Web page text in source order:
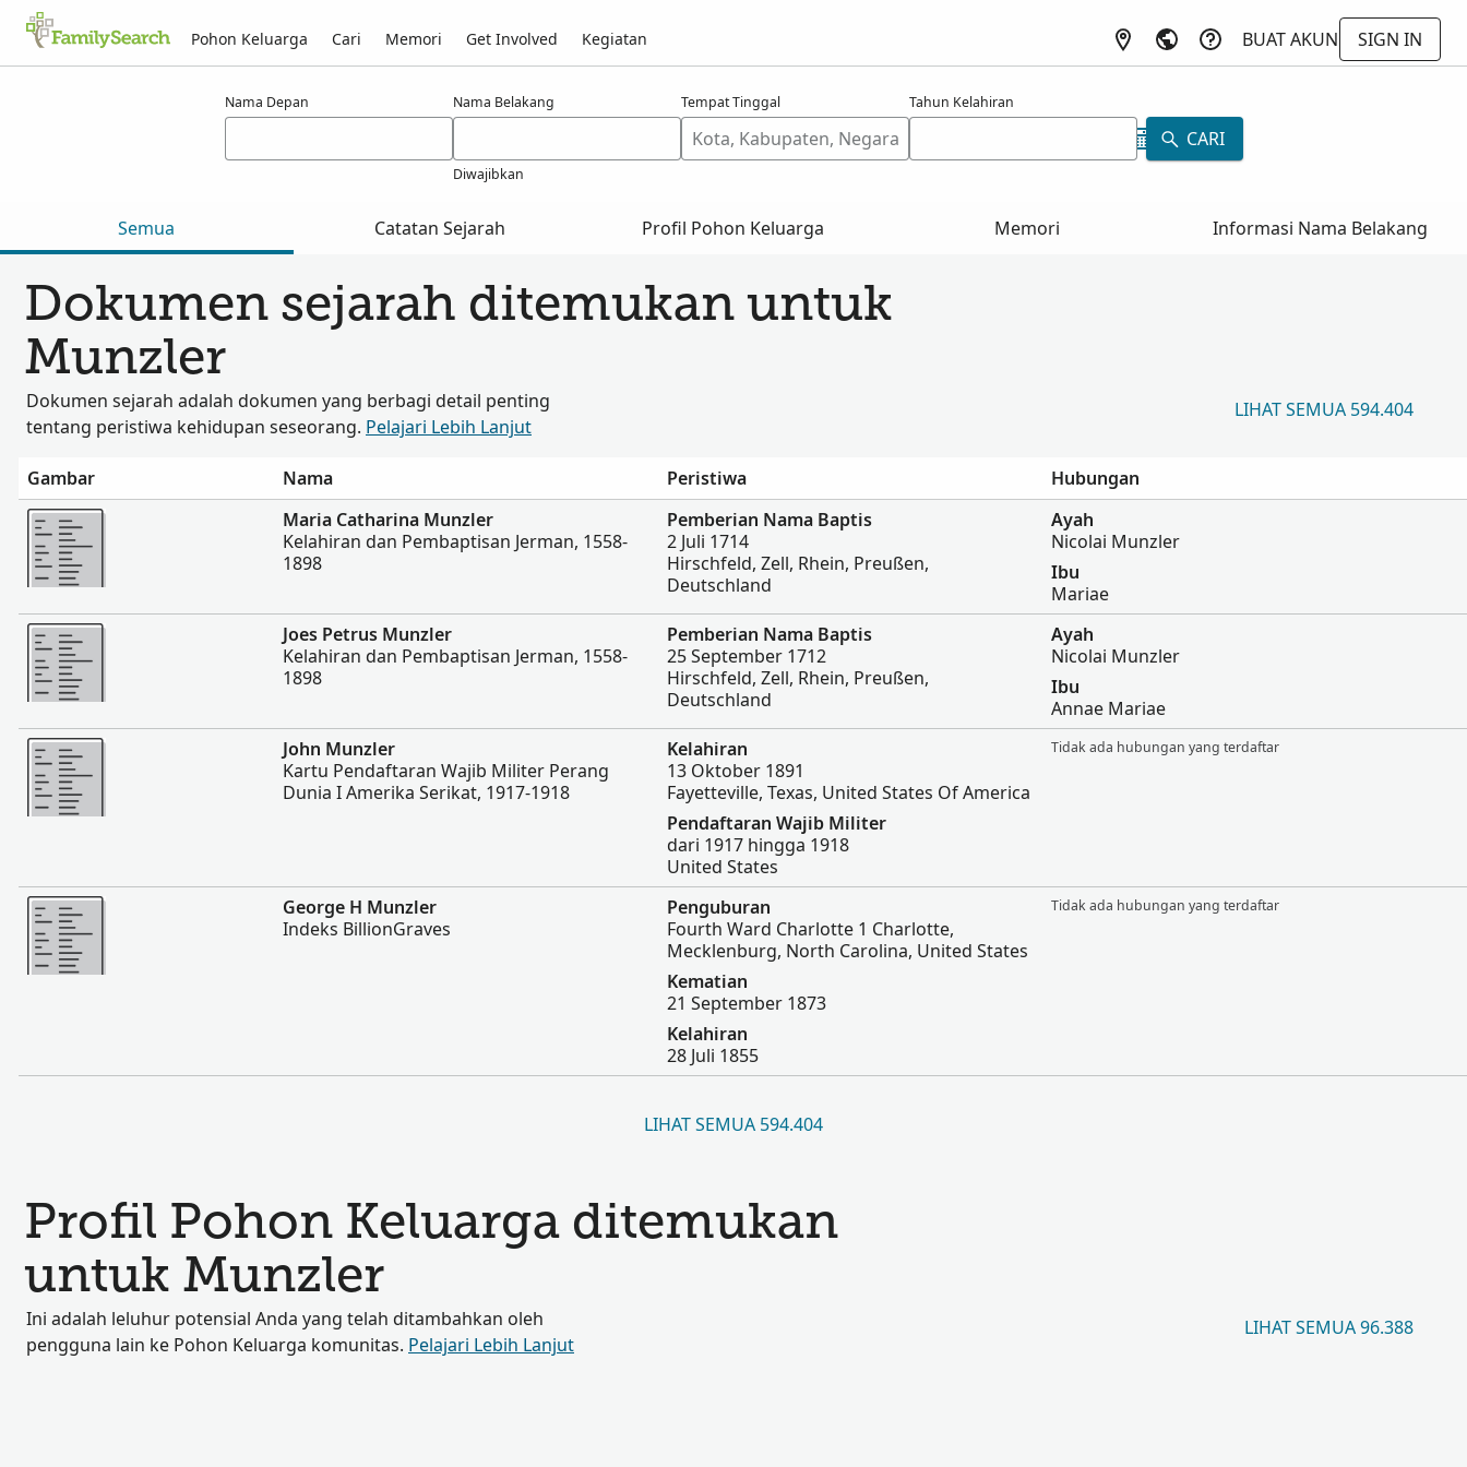
Pohon Keluarga Cari Memori Get Involved Kegiatan BUAT AKUN
SIGN IN
Nama Depan Nama Belakang
Diwajibkan
Tempat Tinggal Tahun Kelahiran
CARI
Semua Catatan Sejarah Profil Pohon Keluarga Memori Informasi Nama Belakang
Dokumen sejarah ditemukan untuk
Munzler
Dokumen sejarah adalah dokumen yang berbagi detail penting
tentang peristiwa kehidupan seseorang. Pelajari Lebih Lanjut
LIHAT SEMUA 594.404
Gambar Nama Peristiwa
Hubungan
Lebih banyak
Maria Catharina Munzler
Kelahiran dan Pembaptisan Jerman, 1558-
1898
Pemberian Nama Baptis
2 Juli 1714
Hirschfeld, Zell, Rhein, Preußen,
Deutschland
Ayah
Nicolai Munzler
Ibu
Mariae
Lebih banyak
Joes Petrus Munzler
Kelahiran dan Pembaptisan Jerman, 1558-
1898
Pemberian Nama Baptis
25 September 1712
Hirschfeld, Zell, Rhein, Preußen,
Deutschland
Ayah
Nicolai Munzler
Ibu
Annae Mariae
Lebih banyak
John Munzler
Kartu Pendaftaran Wajib Militer Perang
Dunia I Amerika Serikat, 1917-1918
Kelahiran
13 Oktober 1891
Fayetteville, Texas, United States Of America
Pendaftaran Wajib Militer
dari 1917 hingga 1918
United States
Tidak ada hubungan yang terdaftar
Lebih banyak
George H Munzler
Indeks BillionGraves
Penguburan
Fourth Ward Charlotte 1 Charlotte,
Mecklenburg, North Carolina, United States
Kematian
21 September 1873
Kelahiran
28 Juli 1855
Tidak ada hubungan yang terdaftar
LIHAT SEMUA 594.404
Profil Pohon Keluarga ditemukan
untuk Munzler
Ini adalah leluhur potensial Anda yang telah ditambahkan oleh
pengguna lain ke Pohon Keluarga komunitas. Pelajari Lebih Lanjut
LIHAT SEMUA 96.388